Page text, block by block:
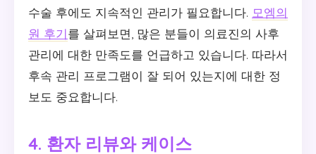
수술 후에도 지속적인 관리가 필요합니다. 모엠의
원 후기를 살펴보면, 많은 분들이 의료진의 사후
관리에 대한 만족도를 언급하고 있습니다. 따라서
후속 관리 프로그램이 잘 되어 있는지에 대한 정
보도 중요합니다.
4. 환자 리뷰와 케이스